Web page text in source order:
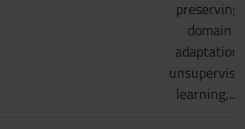
preserving,
domain
adaptation,
learning,....)